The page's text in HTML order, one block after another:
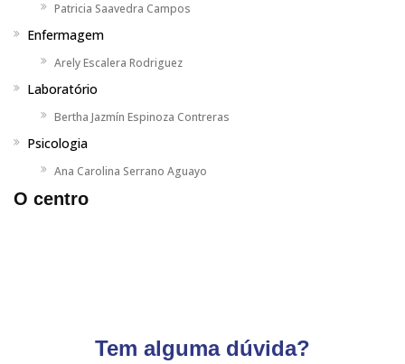
Patricia Saavedra Campos
Enfermagem
Arely Escalera Rodriguez
Laboratório
Bertha Jazmín Espinoza Contreras
Psicologia
Ana Carolina Serrano Aguayo
O centro
Tem alguma dúvida?